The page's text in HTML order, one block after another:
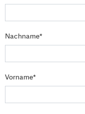
Nachname*
Vorname*